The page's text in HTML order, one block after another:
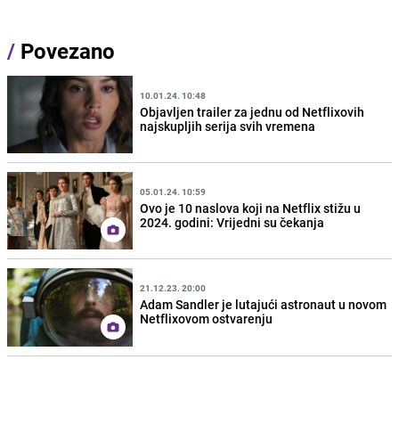
/ Povezano
10.01.24. 10:48
Objavljen trailer za jednu od Netflixovih
najskupljih serija svih vremena
05.01.24. 10:59
Ovo je 10 naslova koji na Netflix stižu u
2024. godini: Vrijedni su čekanja
21.12.23. 20:00
Adam Sandler je lutajući astronaut u novom
Netflixovom ostvarenju